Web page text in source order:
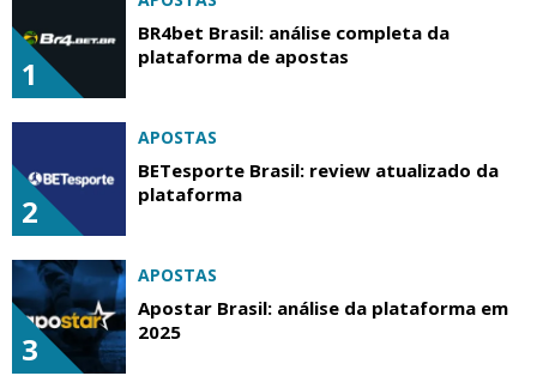
1
BR4bet Brasil: análise completa da
plataforma de apostas
2
APOSTAS
BETesporte Brasil: review atualizado da
plataforma
3
APOSTAS
Apostar Brasil: análise da plataforma em
2025